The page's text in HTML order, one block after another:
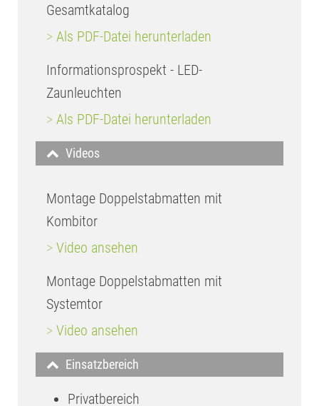
Gesamtkatalog
> Als PDF-Datei herunterladen
Informationsprospekt - LED-
Zaunleuchten
> Als PDF-Datei herunterladen
Videos
Montage Doppelstabmatten mit
Kombitor
> Video ansehen
Montage Doppelstabmatten mit
Systemtor
> Video ansehen
Einsatzbereich
Privatbereich